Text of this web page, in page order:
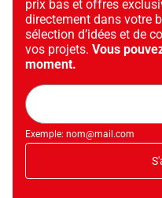
prix bas et offres
directement dans votre
sélection d’idées et de
vos projets. Vous
moment.
Adresse
mail
Exemple: nom@mail.com